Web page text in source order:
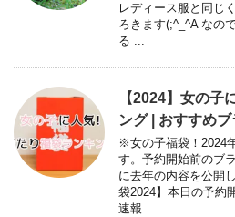
レディース服と同じ
ろきます(;^_^A なの
る ...
【2024】女の子
ング | おすすめ
※女の子福袋！2024
す。予約開始前のブ
に去年の内容を公開
袋2024】本日の予約
速報 ...